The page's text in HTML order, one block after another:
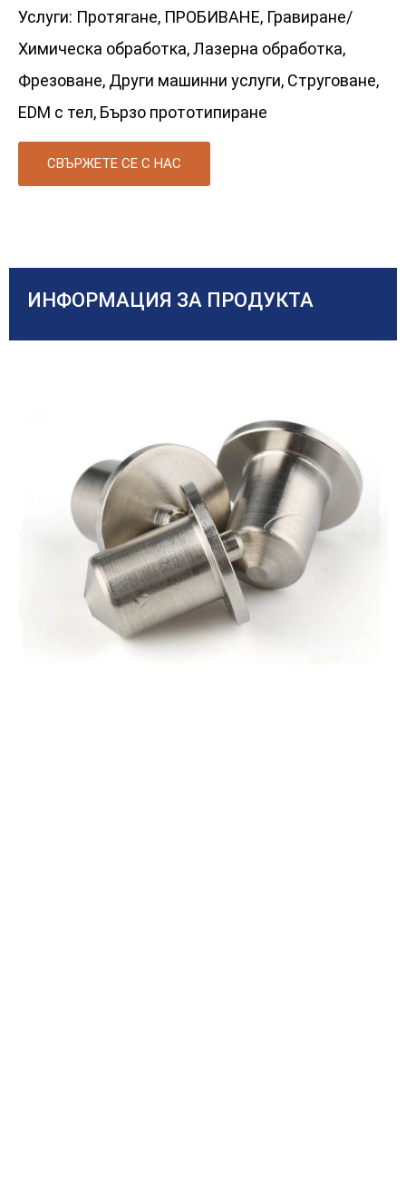
Услуги: Протягане, ПРОБИВАНЕ, Гравиране/
Химическа обработка, Лазерна обработка,
Фрезоване, Други машинни услуги, Струговане,
EDM с тел, Бързо прототипиране
СВЪРЖЕТЕ СЕ С НАС
ИНФОРМАЦИЯ ЗА ПРОДУКТА